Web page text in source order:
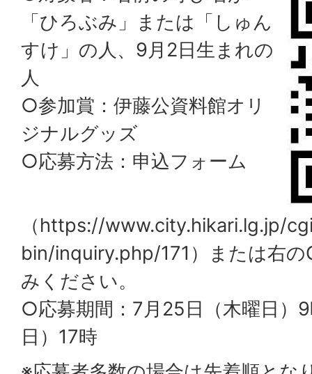
「ひろぶみ」または「しゅん
すけ」の人、9月2日生まれの
人
○参加賞：伊藤公資料館オリ
ジナルグッズ
○応募方法：申込フォーム
（https://www.city.hikari.lg.jp/
bin/inquiry.php/171）または右の
みください。
○応募期間：7月25日（木曜日）
日）17時